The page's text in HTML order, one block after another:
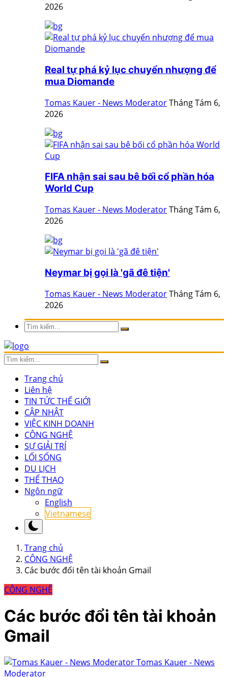
2026
Real tự phá kỷ lục chuyển nhượng để
mua Diomande
Tomas Kauer - News ModeratorTháng Tám 6,
2026
FIFA nhận sai sau bê bối cổ phần hóa
World Cup
Tomas Kauer - News ModeratorTháng Tám 6,
2026
Neymar bị gọi là 'gã đê tiện'
Tomas Kauer - News ModeratorTháng Tám 6,
2026
Trang chủ
Liên hệ
TIN TỨC THẾ GIỚI
CẬP NHẬT
VIỆC KINH DOANH
CÔNG NGHỆ
SỰ GIẢI TRÍ
LỐI SỐNG
DU LỊCH
THỂ THAO
Ngôn ngữ
English
Vietnamese
Trang chủ
CÔNG NGHỆ
Các bước đổi tên tài khoản Gmail
CÔNG NGHỆ
Các bước đổi tên tài khoản
Gmail
Tomas Kauer - News
Moderator